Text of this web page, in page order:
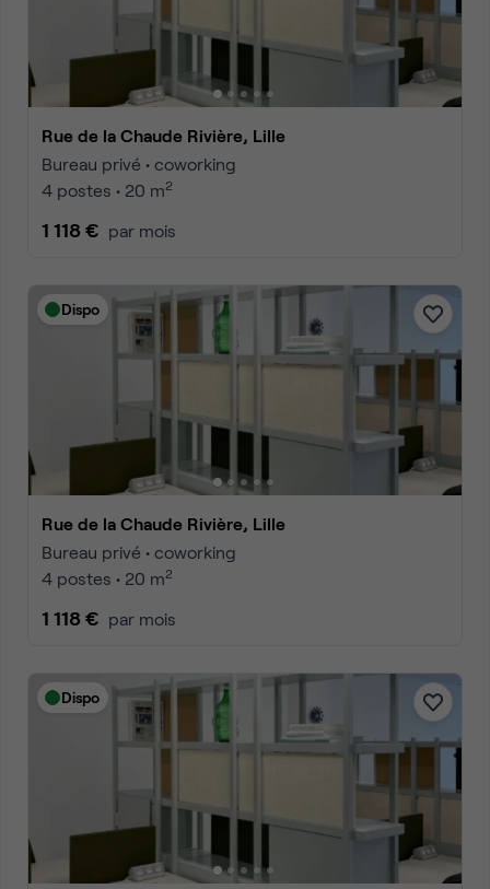
Rue de la Chaude Rivière, Lille
Bureau privé • coworking
4 postes • 20 m2
1 118 € par mois
Dispo
Rue de la Chaude Rivière, Lille
Bureau privé • coworking
4 postes • 20 m2
1 118 € par mois
Dispo